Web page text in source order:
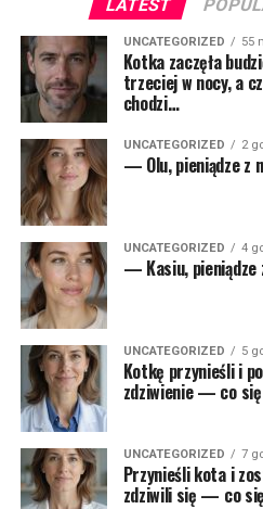
LATEST
UNCATEGORIZED 55
Kotka zaczęła
trzeciej w nocy, a
chodzi…
UNCATEGORIZED 2
— Olu, pieniądze z
UNCATEGORIZED 4
— Kasiu, pieniądze
UNCATEGORIZED 5
Kotkę przynieśli i
zdziwienie — co się
UNCATEGORIZED 7
Przynieśli kota i
zdziwili się — co